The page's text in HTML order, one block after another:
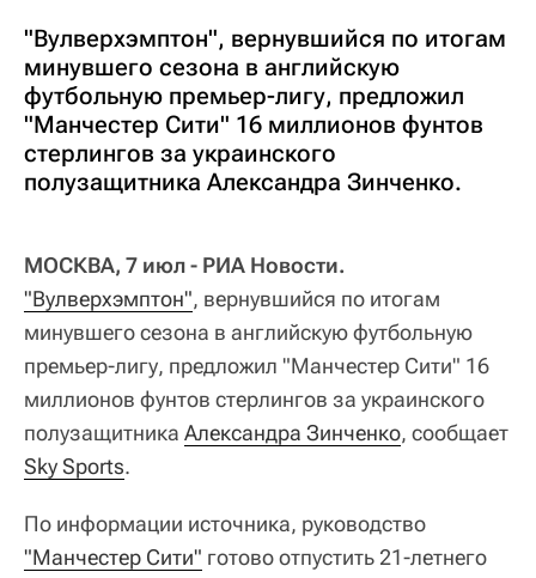
"Вулверхэмптон", вернувшийся по итогам
минувшего сезона в английскую
футбольную премьер-лигу, предложил
"Манчестер Сити" 16 миллионов фунтов
стерлингов за украинского
полузащитника Александра Зинченко.
МОСКВА, 7 июл - РИА Новости.
"Вулверхэмптон", вернувшийся по итогам
минувшего сезона в английскую футбольную
премьер-лигу, предложил "Манчестер Сити" 16
миллионов фунтов стерлингов за украинского
полузащитника Александра Зинченко, сообщает
Sky Sports.
По информации источника, руководство
"Манчестер Сити" готово отпустить 21-летнего